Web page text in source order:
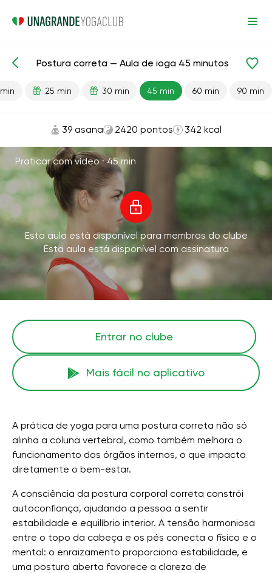
Aulas prontas Voltar
Postura correta — Aula de ioga 45 minutos
25 min 30 min 45 min 60 min 90 min
39 asana 2420 pontos 342 kcal
Praticar com vídeo ·45 min
Esta aula está disponível para membros do clube
Esta aula está disponível com assinatura
Entrar no clube
Mais fácil no aplicativo
A prática de yoga para uma postura correta não só
alinha a coluna vertebral, como também melhora o
funcionamento dos órgãos internos, o que impacta
diretamente o bem-estar.
A consciência da postura corporal correta constrói
autoconfiança, ajudando a pessoa a sentir
estabilidade e equilíbrio interior. A tensão harmoniosa
entre o topo da cabeça e os pés conecta o físico e o
mental: o enraizamento proporciona estabilidade, e
uma postura aberta favorece a clareza de